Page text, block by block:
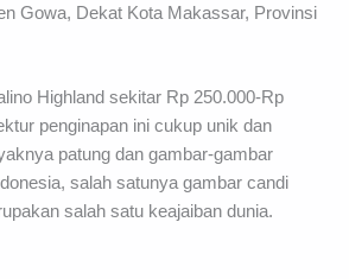
Gowa, Dekat Kota Makassar, Provinsi
Highland sekitar Rp 250.000-Rp
penginapan ini cukup unik dan
patung dan gambar-gambar
salah satunya gambar candi
salah satu keajaiban dunia.